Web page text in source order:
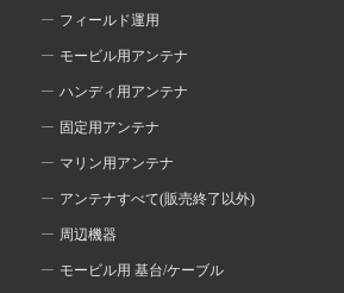
フィールド運用
モービル用アンテナ
ハンディ用アンテナ
固定用アンテナ
マリン用アンテナ
アンテナすべて(販売終了以外)
周辺機器
モービル用 基台/ケーブル